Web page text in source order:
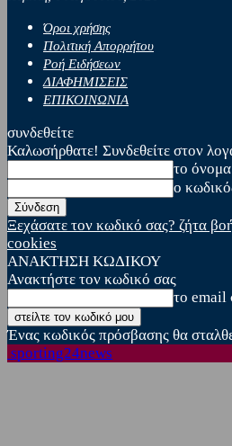
Όροι χρήσης
Πολιτική Απορρήτου
Ροή Ειδήσεων
ΔΙΑΦΗΜΙΣΕΙΣ
ΕΠΙΚΟΙΝΩΝΙΑ
συνδεθείτε
Καλωσήρθατε! Συνδεθείτε στον
το
ο
Ξεχάσατε τον κωδικό σας? ζήτα
cookies
ΑΝΑΚΤΗΣΗ ΚΩΔΙΚΟΥ
Ανακτήστε τον κωδικό σας
το email
Ένας κωδικός πρόσβασης θα
sporting24news